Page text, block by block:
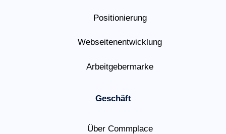
Positionierung
Webseitenentwicklung
Arbeitgebermarke
Geschäft
Über Commplace